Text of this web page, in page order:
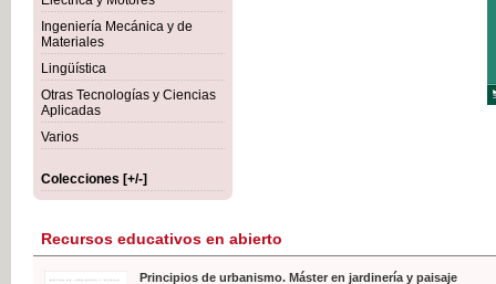
Ingeniería Mecánica y de
Materiales
Lingüística
Otras Tecnologías y Ciencias
Aplicadas
Varios
Colecciones [+/-]
Recursos educativos en abierto
Principios de urbanismo. Máster en jardinería y paisaje